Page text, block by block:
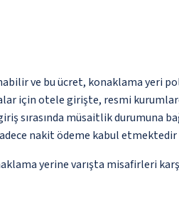
ve bu ücret, konaklama yeri
için otele girişte, resmi
sırasında müsaitlik durumuna
nakit ödeme kabul etmektedir
yerine varışta misafirleri